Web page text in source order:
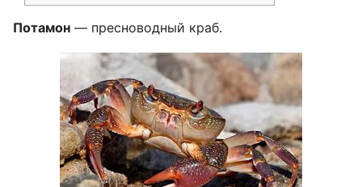
Потамон — пресноводный краб.